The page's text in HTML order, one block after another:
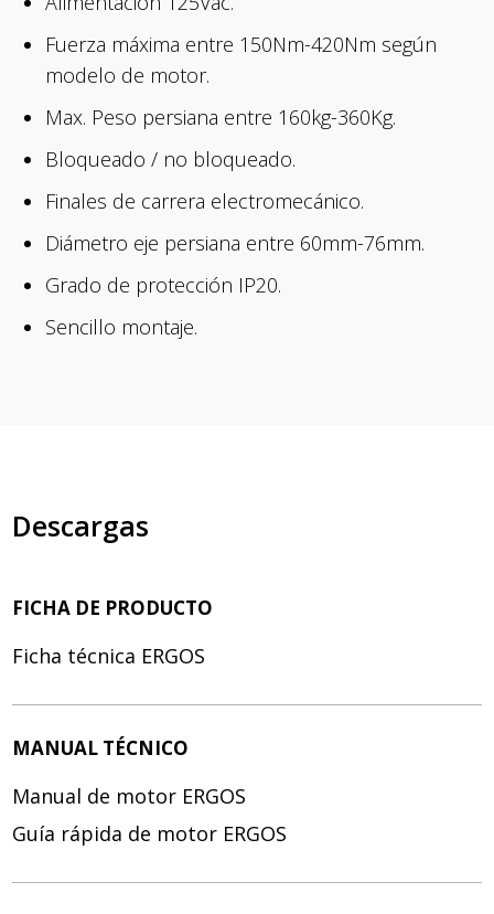
Fuerza máxima entre 150Nm-420Nm según
modelo de motor.
Max. Peso persiana entre 160kg-360Kg.
Bloqueado / no bloqueado.
Finales de carrera electromecánico.
Diámetro eje persiana entre 60mm-76mm.
Grado de protección IP20.
Sencillo montaje.
Descargas
FICHA DE PRODUCTO
Ficha técnica ERGOS
MANUAL TÉCNICO
Manual de motor ERGOS
Guía rápida de motor ERGOS